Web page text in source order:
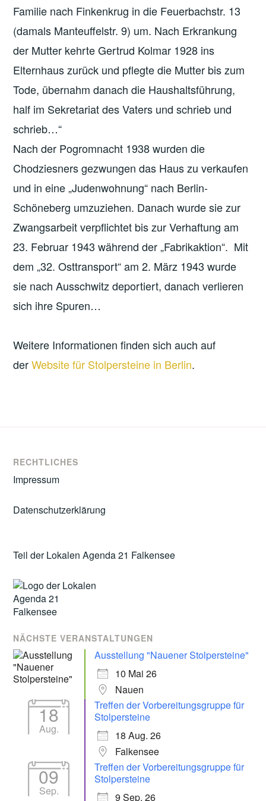
Familie nach Finkenkrug in die Feuerbachstr. 13
(damals Manteuffelstr. 9) um. Nach Erkrankung
der Mutter kehrte Gertrud Kolmar 1928 ins
Elternhaus zurück und pflegte die Mutter bis zum
Tode, übernahm danach die Haushaltsführung,
half im Sekretariat des Vaters und schrieb und
schrieb…“
Nach der Pogromnacht 1938 wurden die
Chodziesners gezwungen das Haus zu verkaufen
und in eine „Judenwohnung“ nach Berlin-
Schöneberg umzuziehen. Danach wurde sie zur
Zwangsarbeit verpflichtet bis zur Verhaftung am
23. Februar 1943 während der „Fabrikaktion“. Mit
dem „32. Osttransport“ am 2. März 1943 wurde
sie nach Ausschwitz deportiert, danach verlieren
sich ihre Spuren…
Weitere Informationen finden sich auch auf
derWebsite für Stolpersteine in Berlin.
RECHTLICHES
Impressum
Datenschutzerklärung
Teil der Lokalen Agenda 21 Falkensee
NÄCHSTE VERANSTALTUNGEN
Ausstellung "Nauener Stolpersteine"
10 Mai 26
Nauen
18
Aug.
Treffen der Vorbereitungsgruppe für
Stolpersteine
18 Aug. 26
Falkensee
09
Sep.
Treffen der Vorbereitungsgruppe für
Stolpersteine
9 Sep. 26